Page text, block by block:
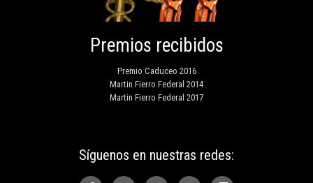
Síguenos en nuestras redes:
Premios recibidos
Premio Caduceo 2016
Martin Fierro Federal 2014
Martin Fierro Federal 2017